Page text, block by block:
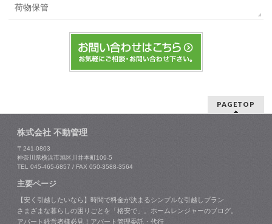
荷物保管
PAGETOP
株式会社 不動管理
〒241-0803
神奈川県横浜市旭区川井本町109-5
TEL 045-465-6857 / FAX 050-3588-3564
主要ページ
【安く引越したいなら】時間で料金が決まるシンプルな引越しプラン
さまざまな暮らしの困りごとを「格安で」。ホームレンジャーのブログ。
アパート経営者様必見！アパート管理委託・代行